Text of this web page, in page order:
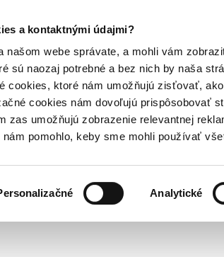
a kontaktnými údajmi?
našom webe správate, a mohli vám
sú naozaj potrebné a bez nich by naša
cookies, ktoré nám umožňujú zisťovať,
cookies nám dovoľujú prispôsobovať
zas umožňujú zobrazenie relevantnej
pomohlo, keby sme mohli používať
Analytické